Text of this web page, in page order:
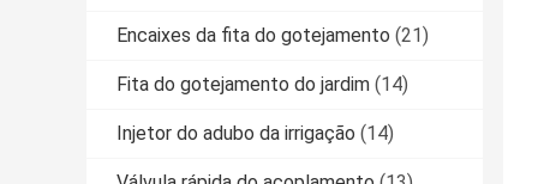
Encaixes da fita do gotejamento (21)
Fita do gotejamento do jardim (14)
Injetor do adubo da irrigação (14)